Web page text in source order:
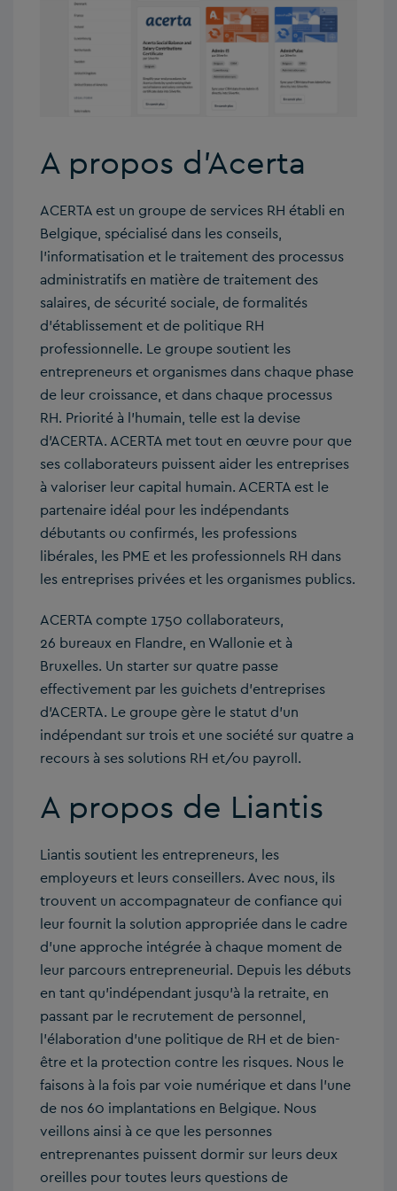
A propos d’Acerta
ACERTA est un groupe de services RH établi en
Belgique, spécialisé dans les conseils,
l’informatisation et le traitement des processus
administratifs en matière de traitement des
salaires, de sécurité sociale, de formalités
d’établissement et de politique RH
professionnelle. Le groupe soutient les
entrepreneurs et organismes dans chaque phase
de leur croissance, et dans chaque processus
RH. Priorité à l’humain, telle est la devise
d’ACERTA. ACERTA met tout en œuvre pour que
ses collaborateurs puissent aider les entreprises
à valoriser leur capital humain. ACERTA est le
partenaire idéal pour les indépendants
débutants ou confirmés, les professions
libérales, les PME et les professionnels RH dans
les entreprises privées et les organismes publics.
ACERTA compte 1750 collaborateurs,
26 bureaux en Flandre, en Wallonie et à
Bruxelles. Un starter sur quatre passe
effectivement par les guichets d’entreprises
d’ACERTA. Le groupe gère le statut d’un
indépendant sur trois et une société sur quatre a
recours à ses solutions RH et/ou payroll.
A propos de Liantis
Liantis soutient les entrepreneurs, les
employeurs et leurs conseillers. Avec nous, ils
trouvent un accompagnateur de confiance qui
leur fournit la solution appropriée dans le cadre
d’une approche intégrée à chaque moment de
leur parcours entrepreneurial. Depuis les débuts
en tant qu’indépendant jusqu’à la retraite, en
passant par le recrutement de personnel,
l’élaboration d’une politique de RH et de bien-
être et la protection contre les risques. Nous le
faisons à la fois par voie numérique et dans l’une
de nos 60 implantations en Belgique. Nous
veillons ainsi à ce que les personnes
entreprenantes puissent dormir sur leurs deux
oreilles pour toutes leurs questions de